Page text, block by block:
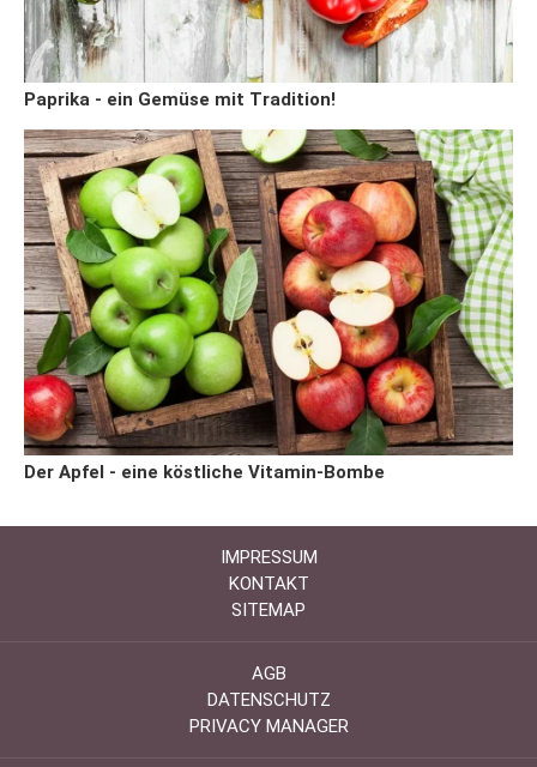
Paprika - ein Gemüse mit Tradition!
Der Apfel - eine köstliche Vitamin-Bombe
IMPRESSUM
KONTAKT
SITEMAP
AGB
DATENSCHUTZ
PRIVACY MANAGER